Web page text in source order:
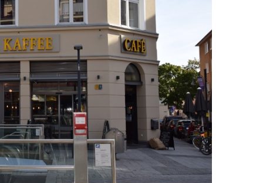
die Lupe klicken!